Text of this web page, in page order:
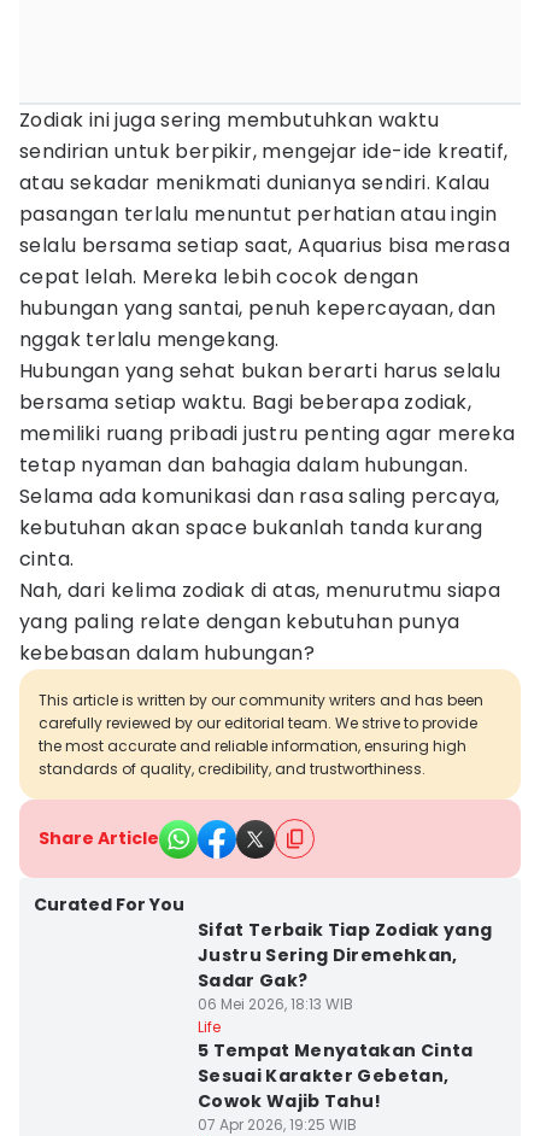
Zodiak ini juga sering membutuhkan waktu
sendirian untuk berpikir, mengejar ide-ide kreatif,
atau sekadar menikmati dunianya sendiri. Kalau
pasangan terlalu menuntut perhatian atau ingin
selalu bersama setiap saat, Aquarius bisa merasa
cepat lelah. Mereka lebih cocok dengan
hubungan yang santai, penuh kepercayaan, dan
nggak terlalu mengekang.
Hubungan yang sehat bukan berarti harus selalu
bersama setiap waktu. Bagi beberapa zodiak,
memiliki ruang pribadi justru penting agar mereka
tetap nyaman dan bahagia dalam hubungan.
Selama ada komunikasi dan rasa saling percaya,
kebutuhan akan space bukanlah tanda kurang
cinta.
Nah, dari kelima zodiak di atas, menurutmu siapa
yang paling relate dengan kebutuhan punya
kebebasan dalam hubungan?
This article is written by our community writers and has been
carefully reviewed by our editorial team. We strive to provide
the most accurate and reliable information, ensuring high
standards of quality, credibility, and trustworthiness.
Share Article
Curated For You
Sifat Terbaik Tiap Zodiak yang
Justru Sering Diremehkan,
Sadar Gak?
06 Mei 2026, 18:13 WIB
Life
5 Tempat Menyatakan Cinta
Sesuai Karakter Gebetan,
Cowok Wajib Tahu!
07 Apr 2026, 19:25 WIB